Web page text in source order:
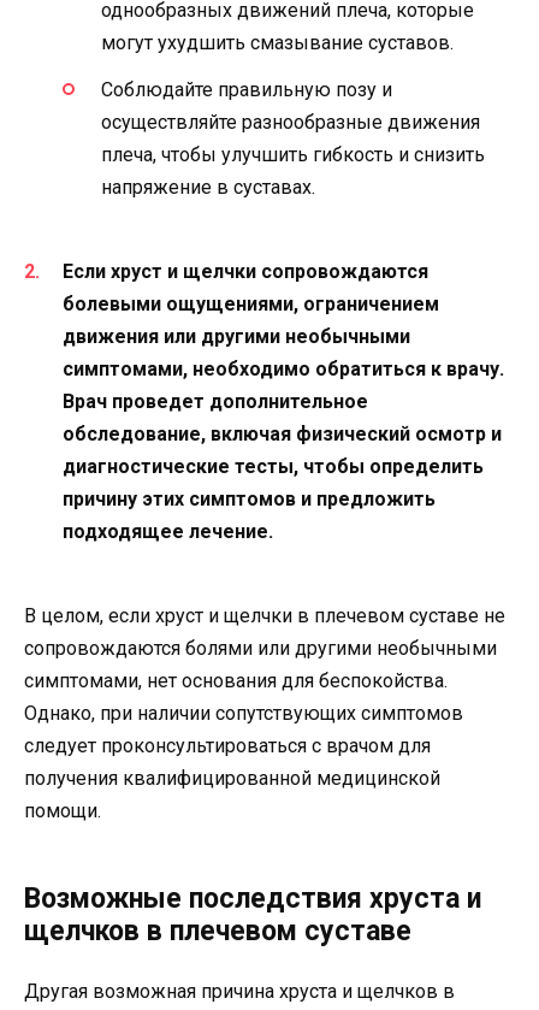
однообразных движений плеча, которые
могут ухудшить смазывание суставов.
Соблюдайте правильную позу и
осуществляйте разнообразные движения
плеча, чтобы улучшить гибкость и снизить
напряжение в суставах.
Если хруст и щелчки сопровождаются
болевыми ощущениями, ограничением
движения или другими необычными
симптомами, необходимо обратиться к врачу.
Врач проведет дополнительное
обследование, включая физический осмотр и
диагностические тесты, чтобы определить
причину этих симптомов и предложить
подходящее лечение.
В целом, если хруст и щелчки в плечевом суставе не
сопровождаются болями или другими необычными
симптомами, нет основания для беспокойства.
Однако, при наличии сопутствующих симптомов
следует проконсультироваться с врачом для
получения квалифицированной медицинской
помощи.
Возможные последствия хруста и
щелчков в плечевом суставе
Другая возможная причина хруста и щелчков в